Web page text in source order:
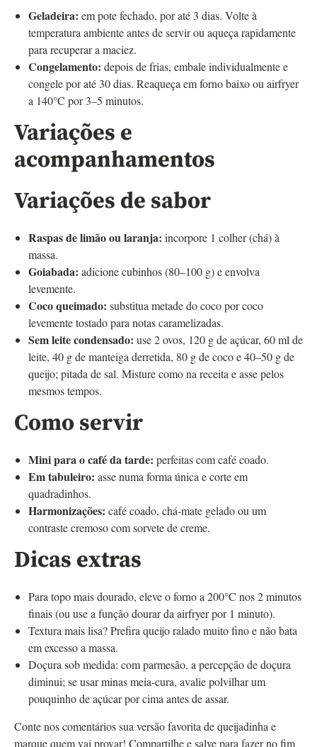
Geladeira: em pote fechado, por até 3 dias. Volte à
temperatura ambiente antes de servir ou aqueça rapidamente
para recuperar a maciez.
Congelamento: depois de frias, embale individualmente e
congele por até 30 dias. Reaqueça em forno baixo ou airfryer
a 140°C por 3–5 minutos.
Variações e
acompanhamentos
Variações de sabor
Raspas de limão ou laranja: incorpore 1 colher (chá) à
massa.
Goiabada: adicione cubinhos (80–100 g) e envolva
levemente.
Coco queimado: substitua metade do coco por coco
levemente tostado para notas caramelizadas.
Sem leite condensado: use 2 ovos, 120 g de açúcar, 60 ml de
leite, 40 g de manteiga derretida, 80 g de coco e 40–50 g de
queijo; pitada de sal. Misture como na receita e asse pelos
mesmos tempos.
Como servir
Mini para o café da tarde: perfeitas com café coado.
Em tabuleiro: asse numa forma única e corte em
quadradinhos.
Harmonizações: café coado, chá‑mate gelado ou um
contraste cremoso com sorvete de creme.
Dicas extras
Para topo mais dourado, eleve o forno a 200°C nos 2 minutos
finais (ou use a função dourar da airfryer por 1 minuto).
Textura mais lisa? Prefira queijo ralado muito fino e não bata
em excesso a massa.
Doçura sob medida: com parmesão, a percepção de doçura
diminui; se usar minas meia‑cura, avalie polvilhar um
pouquinho de açúcar por cima antes de assar.
Conte nos comentários sua versão favorita de queijadinha e
marque quem vai provar! Compartilhe e salve para fazer no fim